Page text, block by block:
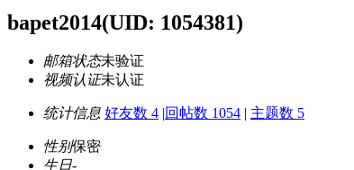
bapet2014(UID: 1054381)
邮箱状态未验证
视频认证未认证
统计信息 好友数 4 |回帖数 1054 | 主题数 5
性别保密
生日-